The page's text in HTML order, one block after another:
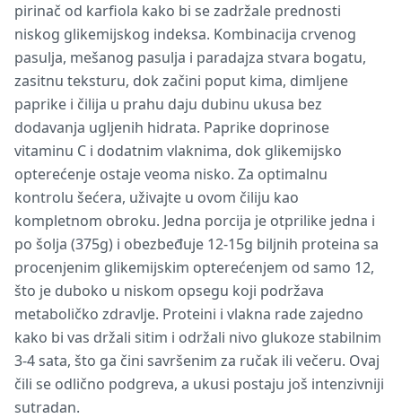
pirinač od karfiola kako bi se zadržale prednosti
niskog glikemijskog indeksa. Kombinacija crvenog
pasulja, mešanog pasulja i paradajza stvara bogatu,
zasitnu teksturu, dok začini poput kima, dimljene
paprike i čilija u prahu daju dubinu ukusa bez
dodavanja ugljenih hidrata. Paprike doprinose
vitaminu C i dodatnim vlaknima, dok glikemijsko
opterećenje ostaje veoma nisko. Za optimalnu
kontrolu šećera, uživajte u ovom čiliju kao
kompletnom obroku. Jedna porcija je otprilike jedna i
po šolja (375g) i obezbeđuje 12-15g biljnih proteina sa
procenjenim glikemijskim opterećenjem od samo 12,
što je duboko u niskom opsegu koji podržava
metaboličko zdravlje. Proteini i vlakna rade zajedno
kako bi vas držali sitim i održali nivo glukoze stabilnim
3-4 sata, što ga čini savršenim za ručak ili večeru. Ovaj
čili se odlično podgreva, a ukusi postaju još intenzivniji
sutradan.